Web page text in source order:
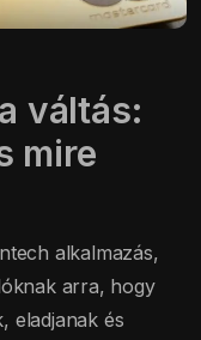
váltás:
mire
alkalmazás,
arra, hogy
eladjanak és